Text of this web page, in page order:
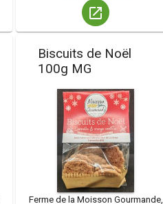
launch
Biscuits de Noël
100g MG
Ferme de la Moisson Gourmande,